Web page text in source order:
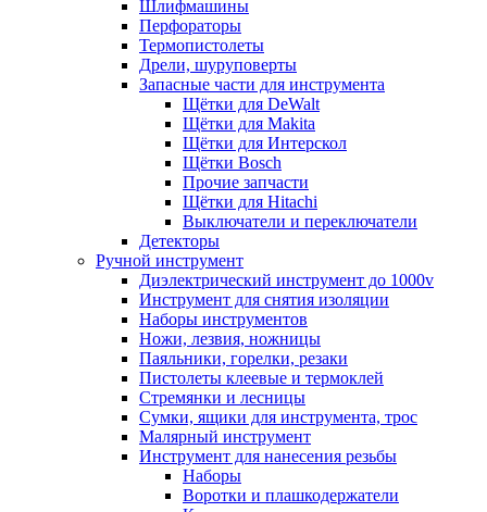
Шлифмашины
Перфораторы
Термопистолеты
Дрели, шуруповерты
Запасные части для инструмента
Щётки для DeWalt
Щётки для Makita
Щётки для Интерскол
Щётки Bosch
Прочие запчасти
Щётки для Hitachi
Выключатели и переключатели
Детекторы
Ручной инструмент
Диэлектрический инструмент до 1000v
Инструмент для снятия изоляции
Наборы инструментов
Ножи, лезвия, ножницы
Паяльники, горелки, резаки
Пистолеты клеевые и термоклей
Стремянки и лесницы
Сумки, ящики для инструмента, трос
Малярный инструмент
Инструмент для нанесения резьбы
Наборы
Воротки и плашкодержатели